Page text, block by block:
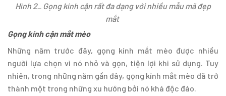
Hình 2_ Gọng kính cận rất đa dạng với nhiều mẫu mã đẹp
mắt
Gọng kính cận mắt mèo
Những năm trước đây, gọng kính mắt mèo được nhiều
người lựa chọn vì nó nhỏ và gọn, tiện lợi khi sử dụng. Tuy
nhiên, trong những năm gần đây, gọng kính mắt mèo đã trở
thành một trong những xu hướng bởi nó khá độc đáo.